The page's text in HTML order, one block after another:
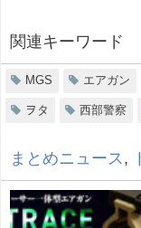
関連キーワード
MGS エアガン
ヲタ 西部警察
まとめニュース ,